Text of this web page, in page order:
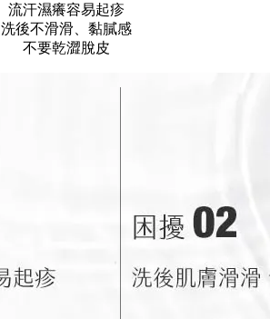
流汗濕癢容易起疹
洗後不滑滑、黏膩感
不要乾澀脫皮